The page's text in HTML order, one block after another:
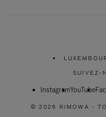
SUIVEZ-
InstagramYouTube
© 2026 RIMOWA -